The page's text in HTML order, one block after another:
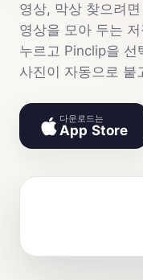
영상, 막상 찾으려
영상을 모아 두는
누르고 Pinclip을
사진이 자동으로 붙
다운로드는
App Store